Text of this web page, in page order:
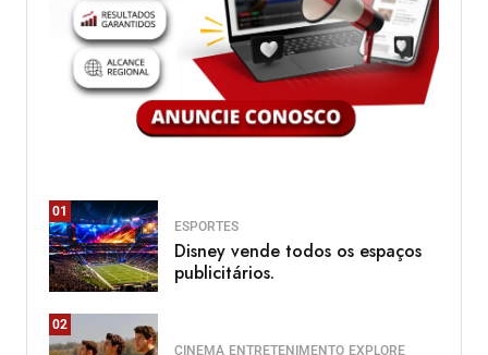
01
ESPORTES
Disney vende todos os espaços
publicitários.
02
CINEMA ENTRETENIMENTO EXPLORE